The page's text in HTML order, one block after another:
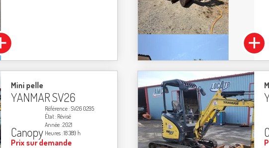
Mini pelle
YANMARSV26
Canopy
Référence SV26 0295
État Révisé
Année 2021
Heures 18 389 h
Prix sur demande